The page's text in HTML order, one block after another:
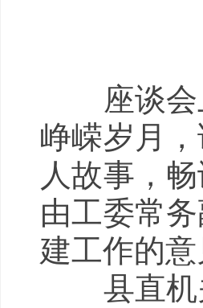
座谈会上
峥嵘岁月
人故事，
由工委常
建工作的
县直机关